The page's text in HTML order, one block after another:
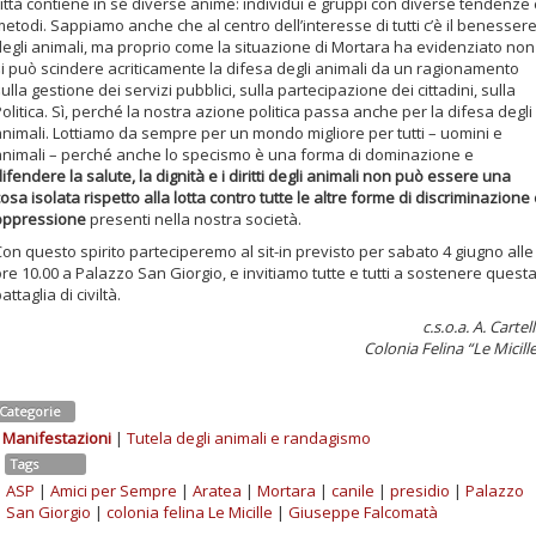
Sappiamo anche che al centro dell’interesse di tutti c’è il benessere
animali, ma proprio come la situazione di Mortara ha evidenziato non
può scindere acriticamente la difesa degli animali da un ragionamento
gestione dei servizi pubblici, sulla partecipazione dei cittadini, sulla
Sì, perché la nostra azione politica passa anche per la difesa degli
Lottiamo da sempre per un mondo migliore per tutti – uomini e
– perché anche lo specismo è una forma di dominazione e
la salute, la dignità e i diritti degli animali non può essere una
isolata rispetto alla lotta contro tutte le altre forme di discriminazione
presenti nella nostra società.
questo spirito parteciperemo al sit-in previsto per sabato 4 giugno alle
10.00 a Palazzo San Giorgio, e invitiamo tutte e tutti a sostenere questa
di civiltà.
c.s.o.a. A.
Colonia Felina “Le
Categorie
Manifestazioni | Tutela degli animali e randagismo
Tags
ASP | Amici per Sempre | Aratea | Mortara | canile | presidio | Palazzo
San Giorgio | colonia felina Le Micille | Giuseppe Falcomatà